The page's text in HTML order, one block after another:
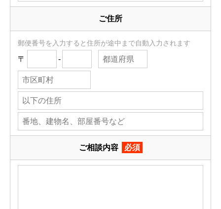
ご住所
郵便番号を入力すると住所が途中まで自動入力されます
〒 -
ご相談内容 必須